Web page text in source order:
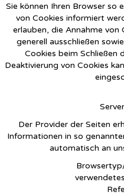
Sie können Ihren Browser so
von Cookies informiert
erlauben, die Annahme
generell ausschließen
Cookies beim Schließen
Deaktivierung von Cookies
Der Provider der Seiten
Informationen in so
automatisch an